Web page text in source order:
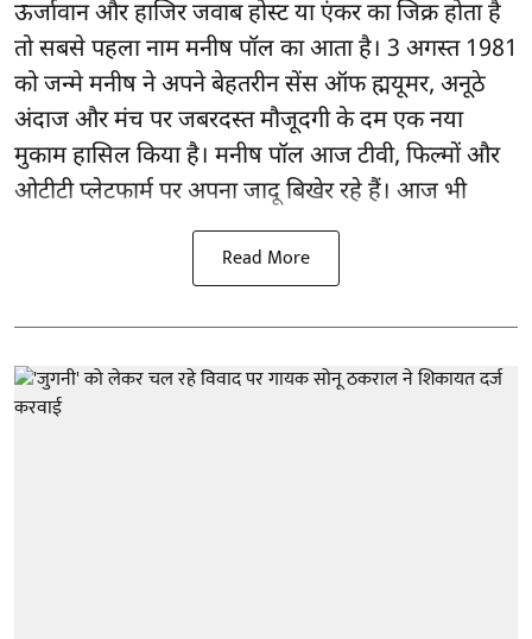
ऊर्जावान और हाजिर जवाब होस्ट या एंकर का जिक्र होता है
तो सबसे पहला नाम मनीष पॉल का आता है। 3 अगस्त 1981
को जन्मे मनीष ने अपने बेहतरीन सेंस ऑफ ह्मयूमर, अनूठे
अंदाज और मंच पर जबरदस्त मौजूदगी के दम एक नया
मुकाम हासिल किया है। मनीष पॉल आज टीवी, फिल्मों और
ओटीटी प्लेटफार्म पर अपना जादू बिखेर रहे हैं। आज भी
Read More